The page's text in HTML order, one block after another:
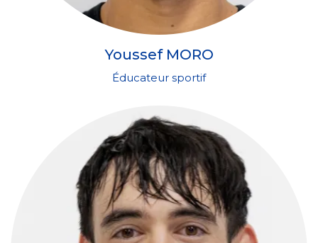
Youssef MORO
Éducateur sportif